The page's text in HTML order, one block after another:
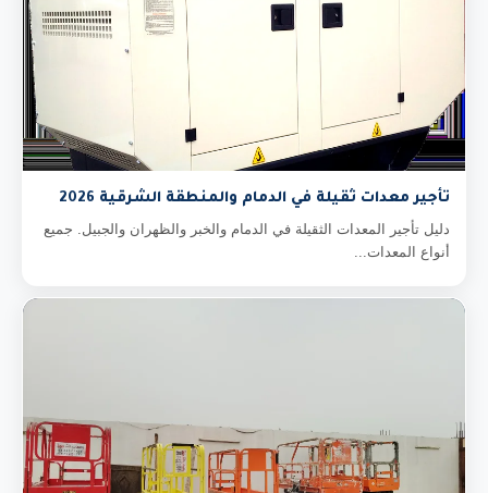
تأجير معدات ثقيلة في الدمام والمنطقة الشرقية 2026
دليل تأجير المعدات الثقيلة في الدمام والخبر والظهران والجبيل. جميع
أنواع المعدات...